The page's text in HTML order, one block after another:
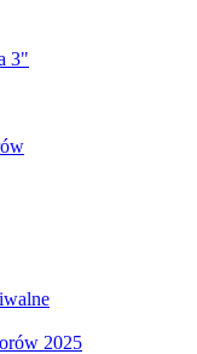
3"
2025